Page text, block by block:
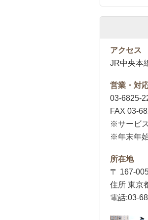
アクセス
JR中央本
営業・対
03-6825-
FAX 03-
※サービ
※年末年
所在地
〒 167-
住所 東京
電話:03-